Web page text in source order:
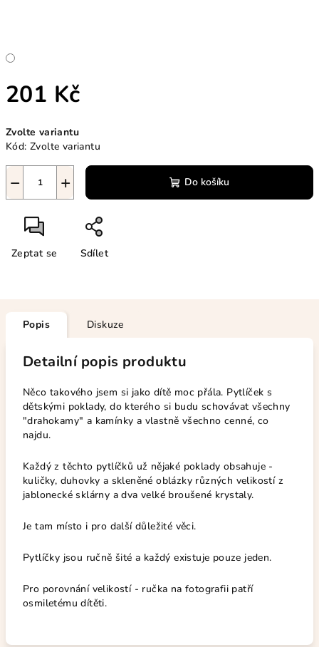
201 Kč
cena:
Zvolte variantu
Kód: Zvolte variantu
+
− Do košíku
Zeptat se Sdílet
Popis Diskuze
Detailní popis produktu
Něco takového jsem si jako dítě moc přála. Pytlíček s
dětskými poklady, do kterého si budu schovávat všechny
"drahokamy" a kamínky a vlastně všechno cenné, co
najdu.
Každý z těchto pytlíčků už nějaké poklady obsahuje -
kuličky, duhovky a skleněné oblázky různých velikostí z
jablonecké sklárny a dva velké broušené krystaly.
Je tam místo i pro další důležité věci.
Pytlíčky jsou ručně šité a každý existuje pouze jeden.
Pro porovnání velikostí - ručka na fotografii patří
osmiletému dítěti.